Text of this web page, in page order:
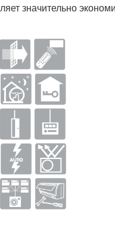
значительно